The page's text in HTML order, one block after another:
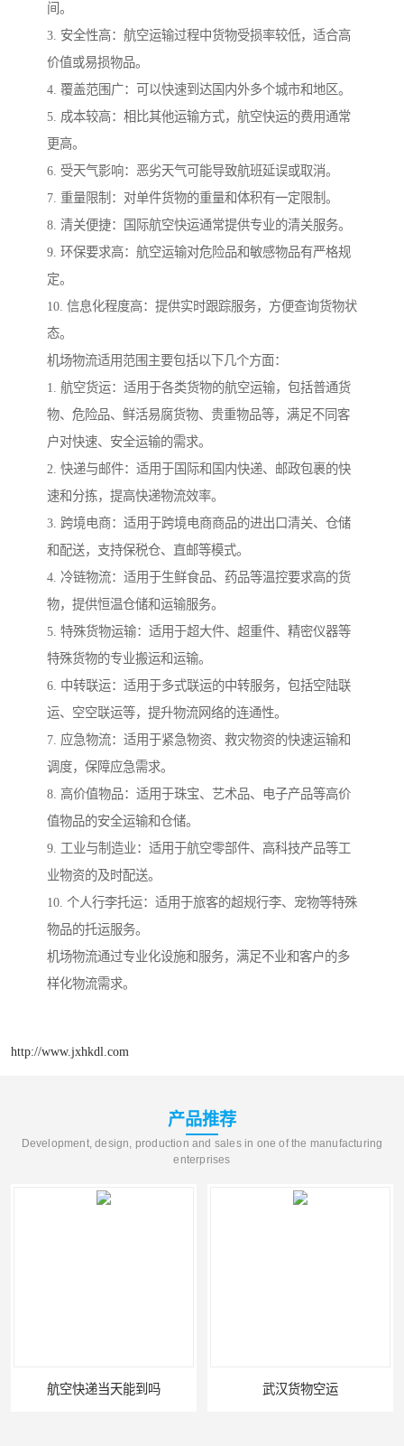
间。
3. 安全性高：航空运输过程中货物受损率较低，适合高
价值或易损物品。
4. 覆盖范围广：可以快速到达国内外多个城市和地区。
5. 成本较高：相比其他运输方式，航空快运的费用通常
更高。
6. 受天气影响：恶劣天气可能导致航班延误或取消。
7. 重量限制：对单件货物的重量和体积有一定限制。
8. 清关便捷：国际航空快运通常提供专业的清关服务。
9. 环保要求高：航空运输对危险品和敏感物品有严格规
定。
10. 信息化程度高：提供实时跟踪服务，方便查询货物状
态。
机场物流适用范围主要包括以下几个方面：
1. 航空货运：适用于各类货物的航空运输，包括普通货
物、危险品、鲜活易腐货物、贵重物品等，满足不同客
户对快速、安全运输的需求。
2. 快递与邮件：适用于国际和国内快递、邮政包裹的快
速和分拣，提高快递物流效率。
3. 跨境电商：适用于跨境电商商品的进出口清关、仓储
和配送，支持保税仓、直邮等模式。
4. 冷链物流：适用于生鲜食品、药品等温控要求高的货
物，提供恒温仓储和运输服务。
5. 特殊货物运输：适用于超大件、超重件、精密仪器等
特殊货物的专业搬运和运输。
6. 中转联运：适用于多式联运的中转服务，包括空陆联
运、空空联运等，提升物流网络的连通性。
7. 应急物流：适用于紧急物资、救灾物资的快速运输和
调度，保障应急需求。
8. 高价值物品：适用于珠宝、艺术品、电子产品等高价
值物品的安全运输和仓储。
9. 工业与制造业：适用于航空零部件、高科技产品等工
业物资的及时配送。
10. 个人行李托运：适用于旅客的超规行李、宠物等特殊
物品的托运服务。
机场物流通过专业化设施和服务，满足不业和客户的多
样化物流需求。
http://www.jxhkdl.com
产品推荐
Development, design, production and sales in one of the manufacturing
enterprises
航空快递当天能到吗 武汉货物空运